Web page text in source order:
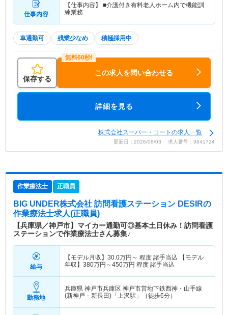
仕事内容
【仕事内容】 ■介護付き有料老人ホーム内で機能訓
練業務
車通勤可 残業少なめ 積極採用中
保存する
この求人を問い合わせる
詳細を見る
株式会社スーパー・コートの求人一覧
更新日：2026/08/03 求人番号：9841724
作業療法士 正職員
BIG UNDER株式会社 訪問看護ステーション DESIRの
作業療法士求人(正職員)
【兵庫県／神戸市】マイカー通勤可◎基本土日休み！訪問看護
ステーションで作業療法士さん募集♪
給与
【モデル月収】 30.0万円～ 程度 諸手当込 【モデル
年収】 380万円～450万円 程度 諸手当込
勤務地
兵庫県 神戸市兵庫区 神戸市営地下鉄西神・山手線
(新神戸－新長田)「上沢駅」（徒歩6分）